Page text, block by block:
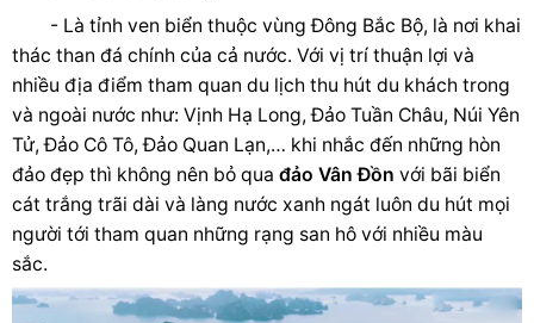
- Là tỉnh ven biển thuộc vùng Đông Bắc Bộ, là nơi khai
thác than đá chính của cả nước. Với vị trí thuận lợi và
nhiều địa điểm tham quan du lịch thu hút du khách trong
và ngoài nước như: Vịnh Hạ Long, Đảo Tuần Châu, Núi Yên
Tử, Đảo Cô Tô, Đảo Quan Lạn,… khi nhắc đến những hòn
đảo đẹp thì không nên bỏ qua đảo Vân Đồn với bãi biển
cát trắng trãi dài và làng nước xanh ngát luôn du hút mọi
người tới tham quan những rạng san hô với nhiều màu
sắc.